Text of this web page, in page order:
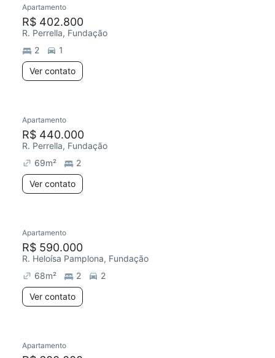
Redecorar
Apartamento
R$ 402.800
R. Perrella, Fundação
2
1
Ver contato
Redecorar
Apartamento
R$ 440.000
R. Perrella, Fundação
69m²
2
Ver contato
Apartamento
R$ 590.000
R. Heloísa Pamplona, Fundação
68m² 2
2
Ver contato
Apartamento